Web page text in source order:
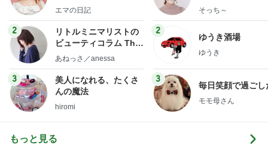
社売却セカンドライ
エマの日記
2
リトルミニマリストの
ビューティコラム The
little minimalist's bea
uty colum
あねっさ／anessa
3
美人になれる、たくさ
んの魔法
hiromi
献立
そっち～
2
ゆうき酒場
ゆうき
3
毎日笑顔で過ごし
モモ母さん
もっと見る